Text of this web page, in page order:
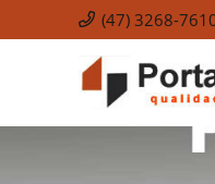
(47) 3268-